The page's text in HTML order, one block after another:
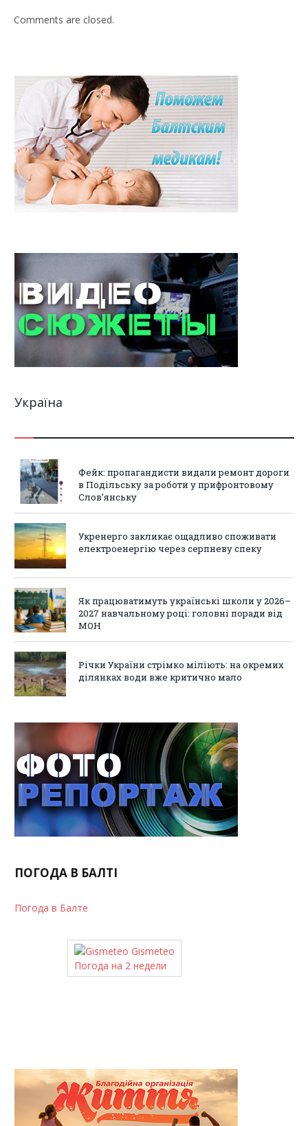
Comments are closed.
Україна
Фейк: пропагандисти видали ремонт дороги
в Подільську за роботи у прифронтовому
Слов’янську
Укренерго закликає ощадливо споживати
електроенергію через серпневу спеку
Як працюватимуть українські школи у 2026–
2027 навчальному році: головні поради від
МОН
Річки України стрімко міліють: на окремих
ділянках води вже критично мало
ПОГОДА В БАЛТІ
Погода в Балте
Gismeteo
Погода на 2 недели